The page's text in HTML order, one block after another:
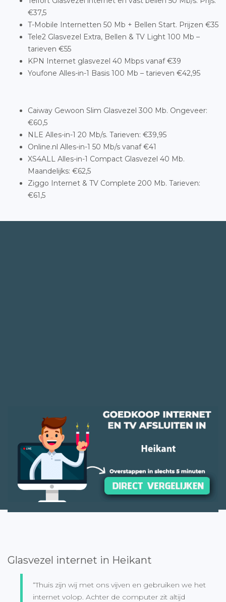
€37,5
T-Mobile Internetten 50 Mb + Bellen Start. Prijzen €35
Tele2 Glasvezel Extra, Bellen & TV Light 100 Mb –
tarieven €55
KPN Internet glasvezel 40 Mbps vanaf €39
Youfone Alles-in-1 Basis 100 Mb – tarieven €42,95
Caiway Gewoon Slim Glasvezel 300 Mb. Ongeveer:
€60,5
NLE Alles-in-1 20 Mb/s. Tarieven: €39,95
Online.nl Alles-in-1 50 Mb/s vanaf €41
XS4ALL Alles-in-1 Compact Glasvezel 40 Mb.
Maandelijks: €62,5
Ziggo Internet & TV Complete 200 Mb. Tarieven:
€61,5
Glasvezel internet in Heikant
“Thuis zijn wij met ons vijven en gebruiken we het
internet volop. Achter de computer zit altijd